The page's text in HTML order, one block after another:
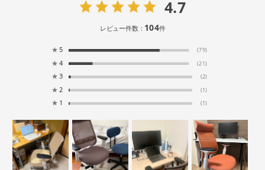
4.7
レビュー件数： 104件
★ 5 (79)
★ 4 (21)
★ 3 (2)
★ 2 (1)
★ 1 (1)